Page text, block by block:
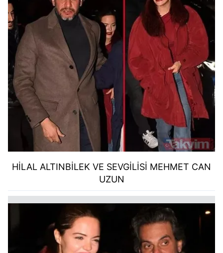
HİLAL ALTINBİLEK VE SEVGİLİSİ MEHMET CAN
UZUN